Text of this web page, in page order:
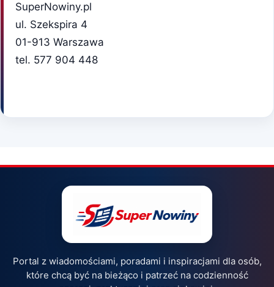
SuperNowiny.pl
ul. Szekspira 4
01-913 Warszawa
tel. 577 904 448
Portal z wiadomościami, poradami i inspiracjami dla osób,
które chcą być na bieżąco i patrzeć na codzienność